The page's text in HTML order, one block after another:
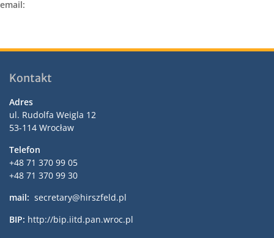
email:
Kontakt
Adres
ul. Rudolfa Weigla 12
53-114 Wrocław
Telefon
+48 71 370 99 05
+48 71 370 99 30
mail: secretary@hirszfeld.pl
BIP: http://bip.iitd.pan.wroc.pl